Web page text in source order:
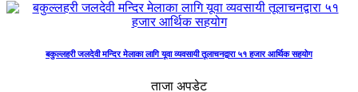
बकुल्लहरी जलदेवी मन्दिर मेलाका लागि यूवा व्यवसायी तूलाचनद्वारा ५१ हजार आर्थिक सहयोग
ताजा अपडेट